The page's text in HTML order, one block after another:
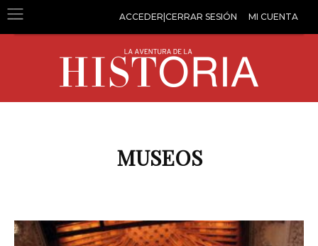
ACCEDER|CERRAR SESIÓN MI CUENTA
MUSEOS